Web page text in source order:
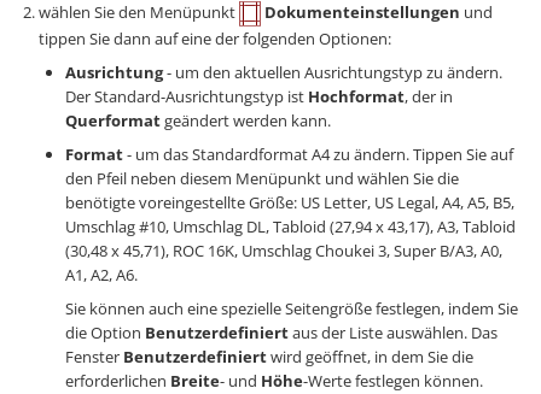
wählen Sie den Menüpunkt
Dokumenteinstellungen und
tippen Sie dann auf eine der folgenden Optionen:
Ausrichtung- um den aktuellen Ausrichtungstyp zu ändern.
Der Standard-Ausrichtungstyp ist Hochformat, der in
Querformatgeändert werden kann.
Format- um das Standardformat A4 zu ändern. Tippen Sie auf
den Pfeil neben diesem Menüpunkt und wählen Sie die
benötigte voreingestellte Größe: US Letter, US Legal, A4, A5, B5,
Umschlag #10, Umschlag DL, Tabloid (27,94 х 43,17), A3, Tabloid
(30,48 х 45,71), ROC 16K, Umschlag Choukei 3, Super B/A3, A0,
A1, A2, A6.
Sie können auch eine spezielle Seitengröße festlegen, indem Sie
die Option Benutzerdefiniertaus der Liste auswählen. Das
Fenster Benutzerdefiniertwird geöffnet, in dem Sie die
erforderlichen Breite- und Höhe-Werte festlegen können.